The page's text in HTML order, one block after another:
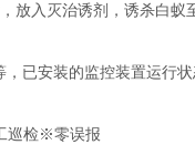
放入灭治诱剂，诱杀白蚁
已安装的监控装置运行状
巡检※零误报